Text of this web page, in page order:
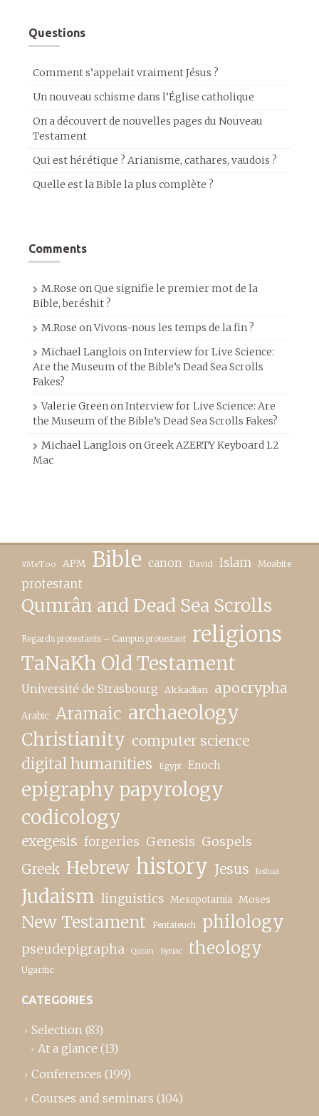
Questions
Comment s’appelait vraiment Jésus ?
Un nouveau schisme dans l’Église catholique
On a découvert de nouvelles pages du Nouveau
Testament
Qui est hérétique ? Arianisme, cathares, vaudois ?
Quelle est la Bible la plus complète ?
Comments
M.Rose onQue signifie le premier mot de la
Bible, beréshit ?
M.Rose onVivons-nous les temps de la fin ?
Michael Langlois onInterview for Live Science:
Are the Museum of the Bible’s Dead Sea Scrolls
Fakes?
Valerie GreenonInterview for Live Science: Are
the Museum of the Bible’s Dead Sea Scrolls Fakes?
Michael Langlois onGreek AZERTY Keyboard 1.2
Mac
#MeToo APM Bible canon David Islam Moabite
protestant
Qumrân and Dead Sea Scrolls
Regards protestants – Campus protestant religions
TaNaKh Old Testament
Université de Strasbourg Akkadian apocrypha
Arabic Aramaic archaeology
Christianity computer science
digital humanities Egypt Enoch
epigraphy papyrology
codicology
exegesis forgeries Genesis Gospels
Greek Hebrew history Jesus Joshua
Judaism linguistics Mesopotamia Moses
New Testament Pentateuch philology
pseudepigrapha Quran Syriac theology
Ugaritic
CATEGORIES
Selection (83)
At a glance (13)
Conferences (199)
Courses and seminars (104)